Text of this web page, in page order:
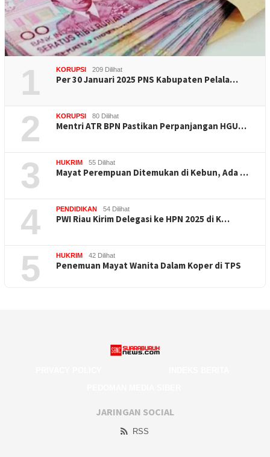
1 KORUPSI 209 Dilihat
Per 30 Januari 2025 PNS Kabupaten Pelala…
2 KORUPSI 80 Dilihat
Mentri ATR BPN Pastikan Perpanjangan HGU…
3 HUKRIM 55 Dilihat
Mayat Perempuan Ditemukan di Kebun, Ada …
4 PENDIDIKAN 54 Dilihat
PWI Riau Kirim Delegasi ke HPN 2025 di K…
5 HUKRIM 42 Dilihat
Penemuan Mayat Wanita Dalam Koper di TPS
JARINGAN SOCIAL
RSS